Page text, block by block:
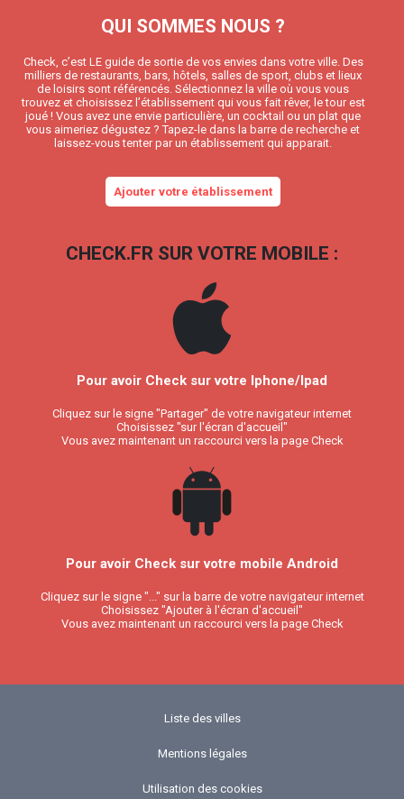
QUI SOMMES NOUS ?
Check, c’est LE guide de sortie de vos envies dans votre ville. Des
milliers de restaurants, bars, hôtels, salles de sport, clubs et lieux
de loisirs sont référencés. Sélectionnez la ville où vous vous
trouvez et choisissez l’établissement qui vous fait rêver, le tour est
joué ! Vous avez une envie particulière, un cocktail ou un plat que
vous aimeriez dégustez ? Tapez-le dans la barre de recherche et
laissez-vous tenter par un établissement qui apparait.
Ajouter votre établissement
CHECK.FR SUR VOTRE MOBILE :
Pour avoir Check sur votre Iphone/Ipad
Cliquez sur le signe "Partager" de votre navigateur internet
Choisissez "sur l'écran d'accueil"
Vous avez maintenant un raccourci vers la page Check
Pour avoir Check sur votre mobile Android
Cliquez sur le signe "..." sur la barre de votre navigateur internet
Choisissez "Ajouter à l'écran d'accueil"
Vous avez maintenant un raccourci vers la page Check
Liste des villes
Mentions légales
Utilisation des cookies